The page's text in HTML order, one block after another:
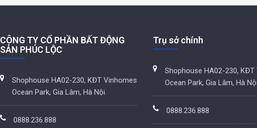
CÔNG TY CỔ PHẦN BẤT ĐỘNG
SẢN PHÚC LỘC
Shophouse HA02-230, KĐT Vinhomes
Ocean Park, Gia Lâm, Hà Nội
0888.236.888
Trụ sở chính
Shophouse HA02-230,
Ocean Park, Gia Lâm, Hà
0888.236.888